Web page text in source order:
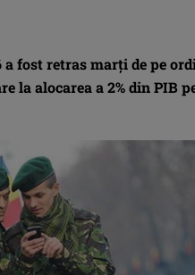
fost retras marţi de pe
alocarea a 2% din PIB